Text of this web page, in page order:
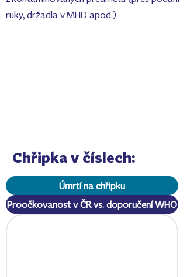
ruky, držadla v MHD apod.).
Chřipka v číslech:
Úmrtí na chřipku
Proočkovanost v ČR vs. doporučení WHO